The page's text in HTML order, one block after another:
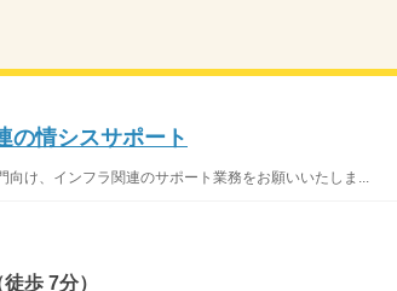
の情シスサポート
け、インフラ関連のサポート業務をお願いいたしま...
歩 7分）